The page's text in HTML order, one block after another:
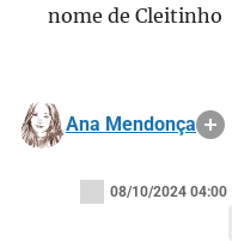
nome de Cleitinho
Ana Mendonça
08/10/2024 04:00